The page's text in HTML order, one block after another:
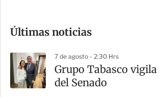
m
a
r
t
Últimas noticias
7 de agosto - 2:30 Hrs
Grupo Tabasco
del Senado